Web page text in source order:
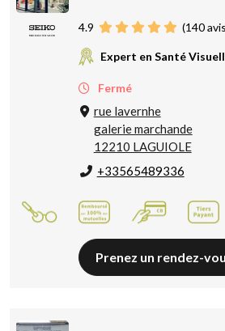
4.9 (140
Expert en Santé
Fermé
rue lavernhe
galerie marchande
12210 LAGUIOLE
+33565489336
Prenez un rendez-